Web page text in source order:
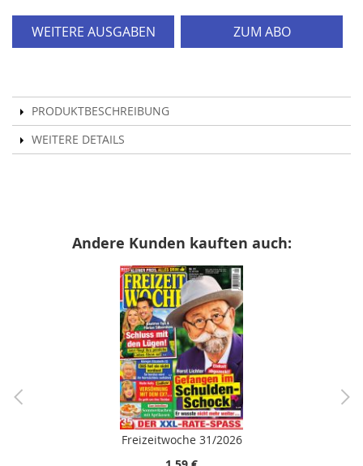
WEITERE AUSGABEN ZUM ABO
PRODUKTBESCHREIBUNG
WEITERE DETAILS
Andere Kunden kauften auch:
Freizeitwoche 31/2026